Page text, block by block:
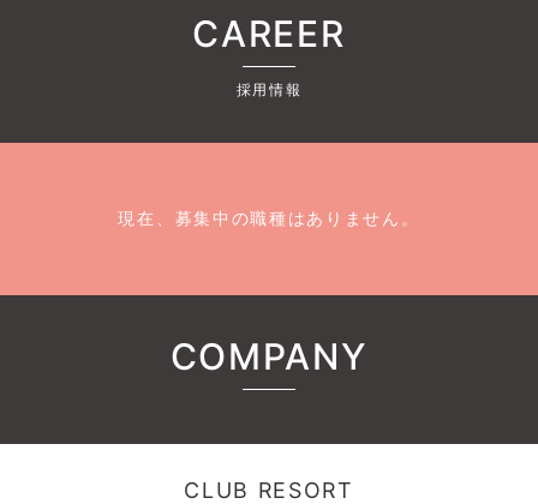
CAREER
採用情報
現在、募集中の職種はありません。
COMPANY
CLUB RESORT